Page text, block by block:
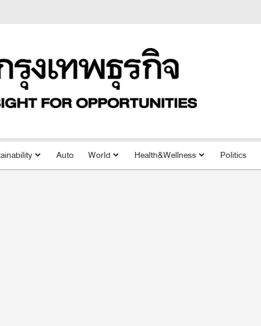
Auto World Health&Wellness Politics